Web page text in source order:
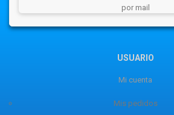
por mail
USUARIO
Mi cuenta
Mis pedidos